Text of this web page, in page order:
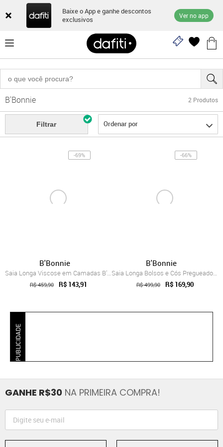
Baixe o App e ganhe descontos
exclusivos
Ver no app
B'Bonnie 2 Produtos
Filtrar Ordenar por
-69%
B'Bonnie
Saia Longa Viscose em Camadas B’Bonnie L...
R$ 459,90 R$ 143,91
-66%
B'Bonnie
Saia Longa Bolsos e Cós Pregueado B’Bonn...
R$ 499,90 R$ 169,90
PUBLICIDADE
GANHE R$30 NA PRIMEIRA COMPRA!